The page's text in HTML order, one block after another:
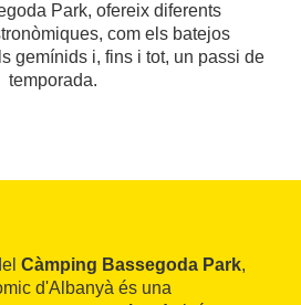
Park, ofereix diferents
com els batejos
gemínids i, fins i tot, un passi de
temporada.
Càmping Bassegoda Park,
d'Albanyà és una